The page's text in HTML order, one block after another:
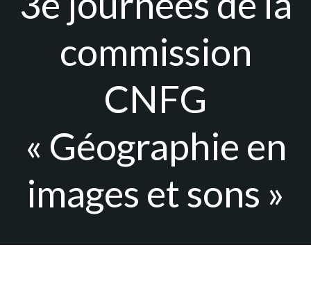
commission
CNFG
« Géographie en
images et sons »